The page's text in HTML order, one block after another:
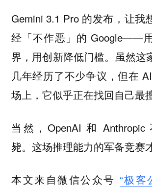
Gemini 3.1 Pro 的发布，让我
经「不作恶」的 Google——
界，用创新降低门槛。虽然这
几年经历了不少争议，但在
场上，它似乎正在找回自己最
当然，OpenAI 和
毙。这场推理能力的军备竞赛
本文来自微信公众号 “极客